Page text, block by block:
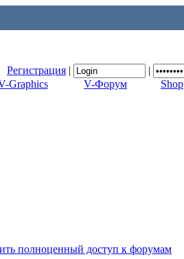
Регистрация | |
Graphics
V-Форум Shop
полноценный доступ к форумам